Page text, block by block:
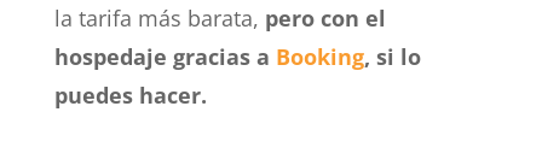
la tarifa más barata, pero con el
hospedaje gracias a Booking, si lo
puedes hacer.